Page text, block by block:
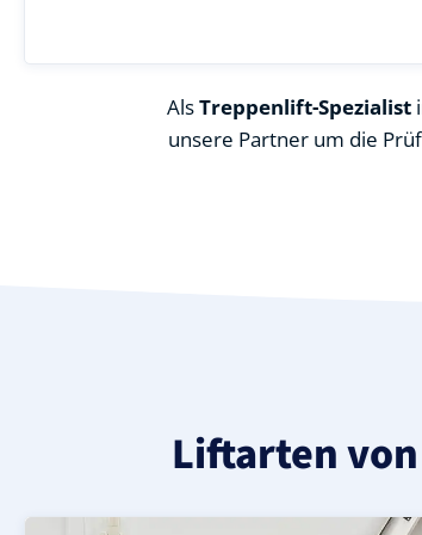
AlsTreppenlift-Spezialist
unsere Partner um die
Liftarten